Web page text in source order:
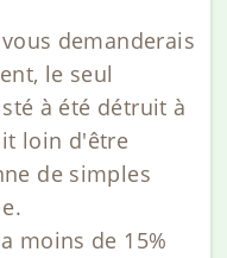
demanderais
le seul
à été détruit à
loin d'être
de simples
moins de 15%